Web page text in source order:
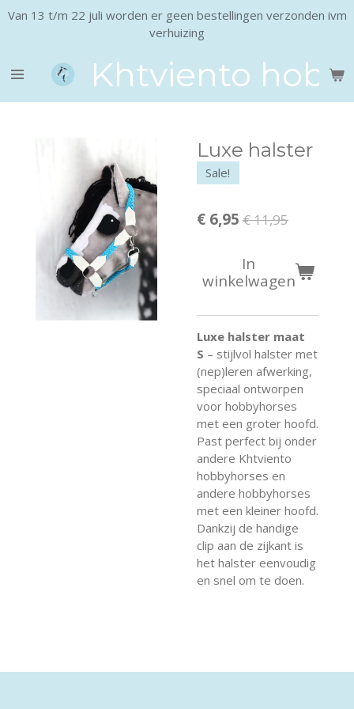
Ga
de
hoofdinhoud
Khtviento
Van 13 t/m 22 juli worden er geen bestellingen verzonden ivm
verhuizing
Luxe halster
Sale!
€ 6,95 € 11,95
In
winkelwagen
Luxe halster maat
S – stijlvol halster met
(nep)leren afwerking,
speciaal ontworpen
voor hobbyhorses
met een groter hoofd.
Past perfect bij onder
andere Khtviento
hobbyhorses en
andere hobbyhorses
met een kleiner hoofd.
Dankzij de handige
clip aan de zijkant is
het halster eenvoudig
en snel om te doen.